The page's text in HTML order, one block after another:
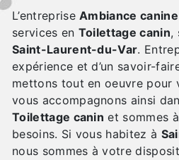
L’entrepriseAmbiance canine
services en Toilettage canin,
Saint-Laurent-du-Var.
expérience et d’un savoir-
mettons tout en oeuvre pour
vous accompagnons ainsi
Toilettage canin et sommes
besoins. Si vous habitez à
nous sommes à votre